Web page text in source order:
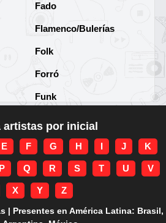
Fado
Flamenco/Bulerías
Folk
Forró
Funk
Funk Internacional
Gospel/Religioso
Gótico
Grunge
artistas por inicial
E F G H I J K
P Q R S T U V
X Y Z
| Presentes en América Latina: Brasil,